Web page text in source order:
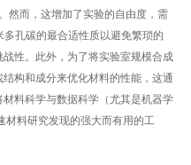
然而，这增加了实验的自由度，需
孔碳的最合适性质以避免繁琐的
性。此外，为了将实验室规模合成
构和成分来优化材料的性能，这通
料科学与数据科学（尤其是机器学
材料研究发现的强大而有用的工